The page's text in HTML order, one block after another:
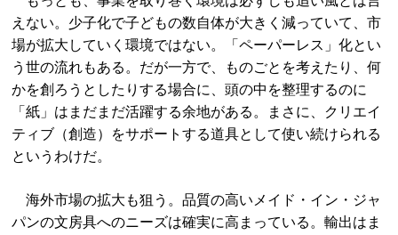
えない。少子化で子どもの数自体が大きく減っていて、市
場が拡大していく環境ではない。「ペーパーレス」化とい
う世の流れもある。だが一方で、ものごとを考えたり、何
かを創ろうとしたりする場合に、頭の中を整理するのに
「紙」はまだまだ活躍する余地がある。まさに、クリエイ
ティブ（創造）をサポートする道具として使い続けられる
というわけだ。
海外市場の拡大も狙う。品質の高いメイド・イン・ジャ
パンの文房具へのニーズは確実に高まっている。輸出はま